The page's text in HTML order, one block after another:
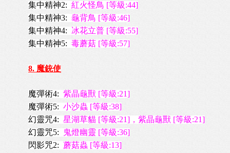
集中精神2: 紅火怪鳥 [等級:44]
集中精神3: 龜背鳥 [等級:46]
集中精神4: 冰花立普 [等級:55]
集中精神5: 毒蘑菇 [等級:57]
8. 魔銃使
魔彈術4: 紫晶龜獸 [等級:21]
魔彈術5: 小沙蟲 [等級:38]
幻靈咒4: 星湖草貓 [等級:21] ， 紫晶龜獸 [等級:21]
幻靈咒5:
鬼燈幽靈 [等級:36]
閃影咒2: 蘑菇蟲 [等級:13]